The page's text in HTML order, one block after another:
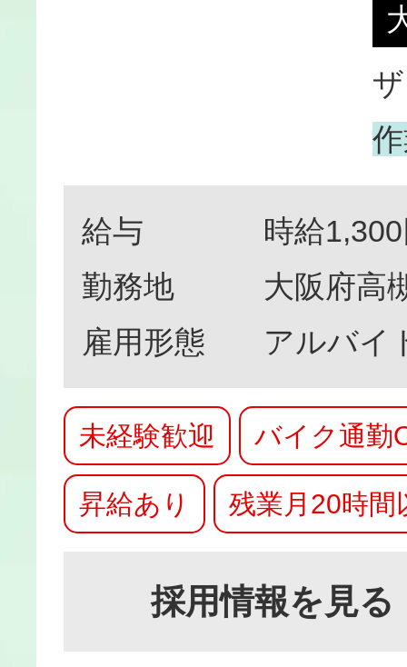
給与
時給
勤務地
大阪府高
雇用形態
アルバイ
未経験歓迎 バイク通勤
昇給あり 残業月20時間
採用情報を見る